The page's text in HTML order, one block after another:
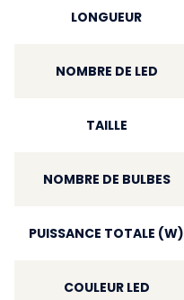
LONGUEUR
NOMBRE DE LED
TAILLE
NOMBRE DE BULBES
PUISSANCE TOTALE (W)
COULEUR LED